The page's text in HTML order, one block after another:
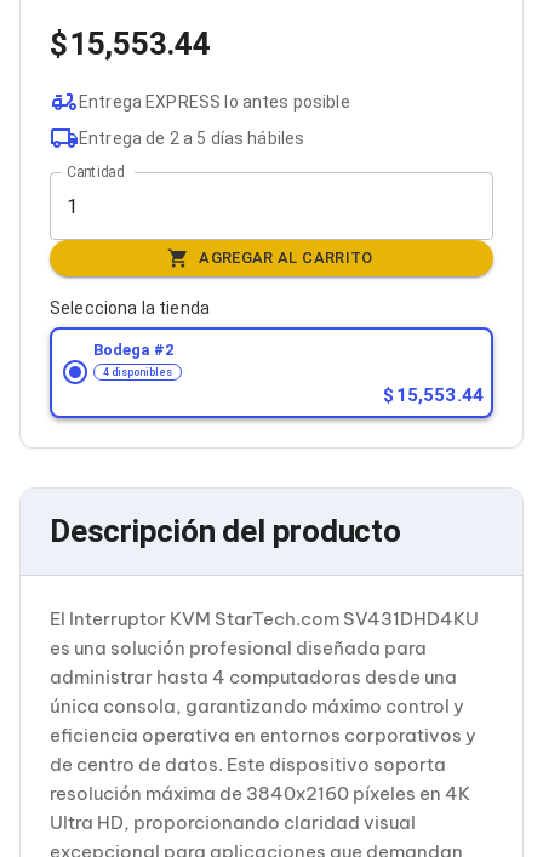
Adaptadores Audio AUX
Adaptadores Audio USB
Mouse
Mousepads
Teclados
Teclados Numéricos
Controles de Juego para PC
Accesorios para Servidores
Racks y Gabinetes
Charolas para Racks y Gabinetes
Cableado Estructurado para Servidores
Cables KVM
Fuentes de Poder
Soportes y Paneles
Sistemas Operativos para Servidores
Soportes de Datos
Ultrium
Discos Duros / SSD / NAS
Discos Duros Externos
Discos Duros para NAS
Discos Duros para Videovigilancia
Discos Duros para Servidores
Accesorios para SSD
Gabinetes para SSD
Almacenamiento MSA
Discos Duros Internos para PC
Discos Duros Internos para Laptop
Monitores
15,553.44
Entrega EXPRESS lo antes posible
Entrega de 2 a 5 días hábiles
Cantidad
AGREGAR AL CARRITO
Selecciona la tienda
Bodega #2
4 disponibles
15,553.44
Descripción del producto
El Interruptor KVM StarTech.com SV431DHD4KU
es una solución profesional diseñada para
administrar hasta 4 computadoras desde una
única consola, garantizando máximo control y
eficiencia operativa en entornos corporativos y
de centro de datos. Este dispositivo soporta
resolución máxima de 3840x2160 píxeles en 4K
Ultra HD, proporcionando claridad visual
excepcional para aplicaciones que demandan